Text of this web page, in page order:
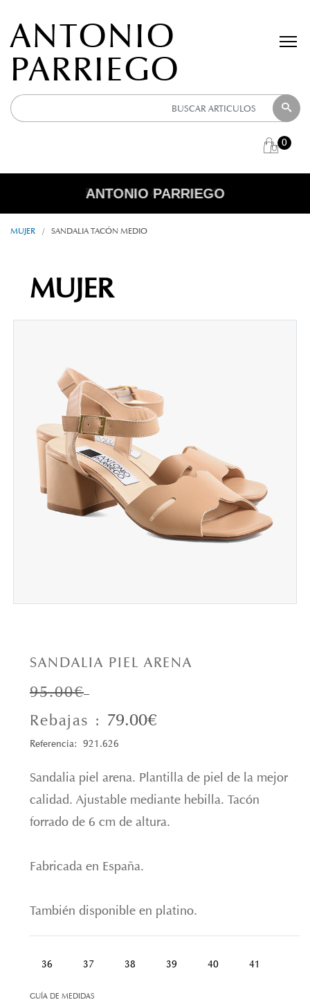
ANTONIO
PARRIEGO
0
R E B A J A S
ANTONIO PARRIEGO
MUJER / SANDALIA TACÓN MEDIO
MUJER
SANDALIA PIEL ARENA
95.00€
Rebajas : 79.00€
Referencia: 921.626
Sandalia piel arena. Plantilla de piel de la mejor
calidad. Ajustable mediante hebilla. Tacón
forrado de 6 cm de altura.
Fabricada en España.
También disponible en platino.
36 37 38 39 40 41
GUÍA DE MEDIDAS